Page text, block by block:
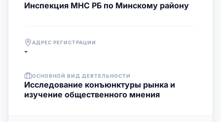
Инспекция МНС РБ по Минскому району
АДРЕС РЕГИСТРАЦИИ
-
ОСНОВНОЙ ВИД ДЕЯТЕЛЬНОСТИ
Исследование конъюнктуры рынка и
изучение общественного мнения